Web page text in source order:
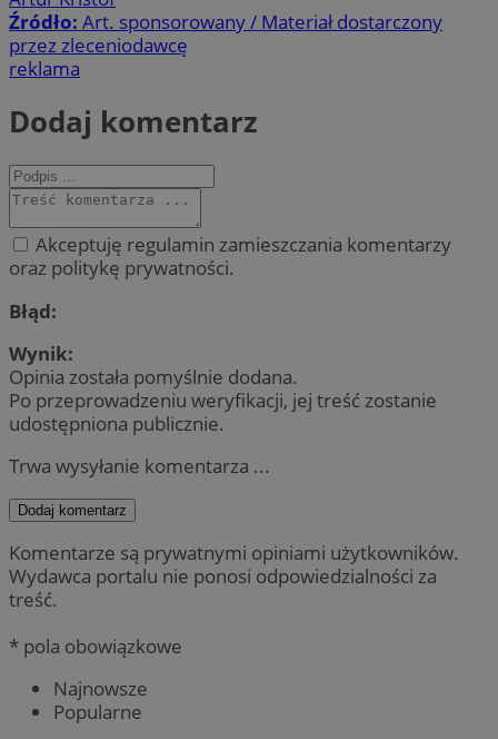
Źródło: Art. sponsorowany / Materiał dostarczony
przez zleceniodawcę
reklama
Dodaj komentarz
Akceptuję regulamin zamieszczania komentarzy
oraz politykę prywatności.
Błąd:
Wynik:
Opinia została pomyślnie dodana.
Po przeprowadzeniu weryfikacji, jej treść zostanie
udostępniona publicznie.
Trwa wysyłanie komentarza ...
Dodaj komentarz
Komentarze są prywatnymi opiniami użytkowników.
Wydawca portalu nie ponosi odpowiedzialności za
treść.
* pola obowiązkowe
Najnowsze
Popularne